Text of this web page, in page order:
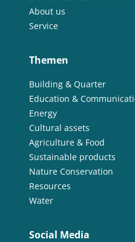
About us
Service
Themen
Building & Quarter
Education &
Energy
Cultural assets
Agriculture & Food
Sustainable products
Nature Conservation
Resources
Water
Social Media